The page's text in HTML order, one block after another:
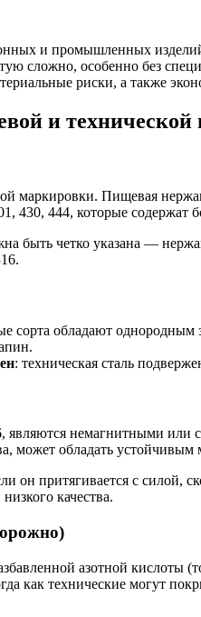
и промышленных
сложно, особенно без
риски, а также
и
маркировки. Пищевая
430, 444, которые
быть четко указана —
сорта обладают однородным
: техническая сталь
немагнитными или
может обладать
притягивается с силой,
качества.
азотной кислоты
как технические могут